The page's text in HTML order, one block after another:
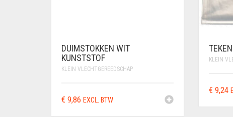
DUIMSTOKKEN WIT
KUNSTSTOF
KLEIN VLECHTGEREEDSCHAP
€ 9,86 EXCL. BTW
KLEIN
€ 9,24